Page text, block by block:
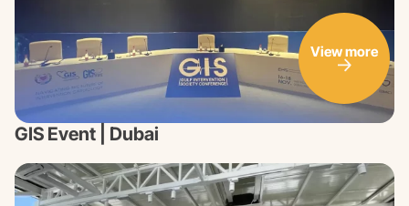
GIS Event | Dubai
View more